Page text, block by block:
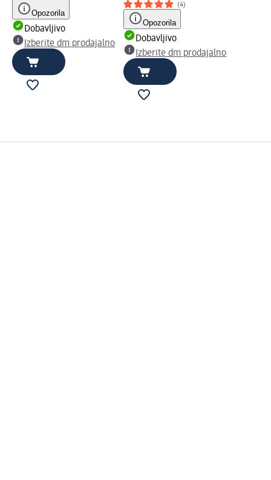
Opozorila
Dobavljivo
Izberite dm prodajalno
(4)
Opozorila
Dobavljivo
Izberite dm prodajalno